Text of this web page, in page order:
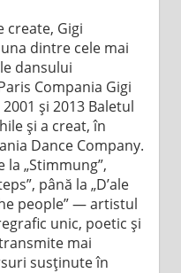
create, Gigi
dintre cele mai
dansului
Compania Gigi
și 2013 Baletul
și a creat, în
Dance Company.
„Stimmung”,
până la „D’ale
people” — artistul
unic, poetic și
mai
susținute în